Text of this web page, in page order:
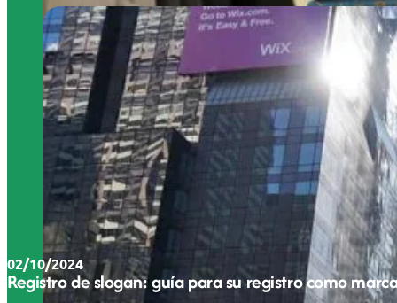
02/10/2024
Registro de slogan: guía para su registro como